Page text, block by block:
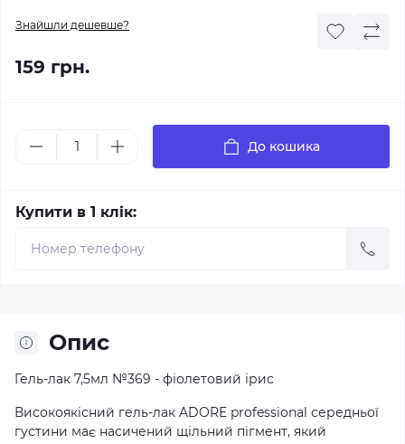
Знайшли дешевше?
159 грн.
До кошика
Купити в 1 клік:
Опис
Гель-лак 7,5мл №369 - фіолетовий ірис
Високоякісний гель-лак ADORE professional середньої
густини має насичений щільний пігмент, який